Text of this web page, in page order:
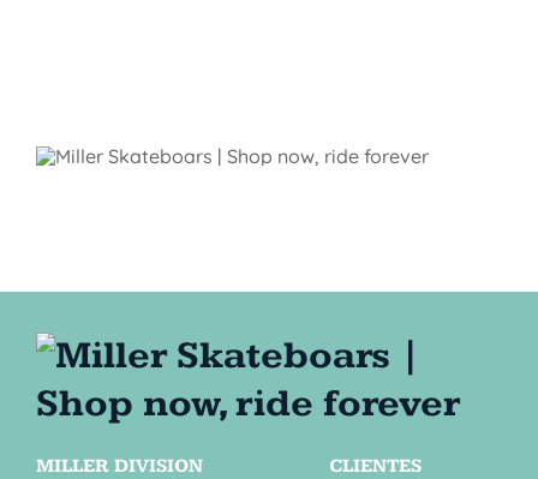
MILLER DIVISION
CLIENTES